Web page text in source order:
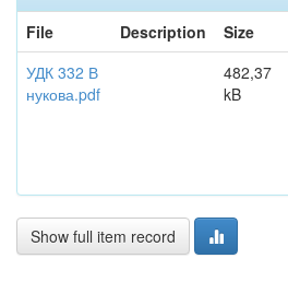
File
Description Size
УДК 332 В
нукова.pdf
482,37
kB
Show full item record